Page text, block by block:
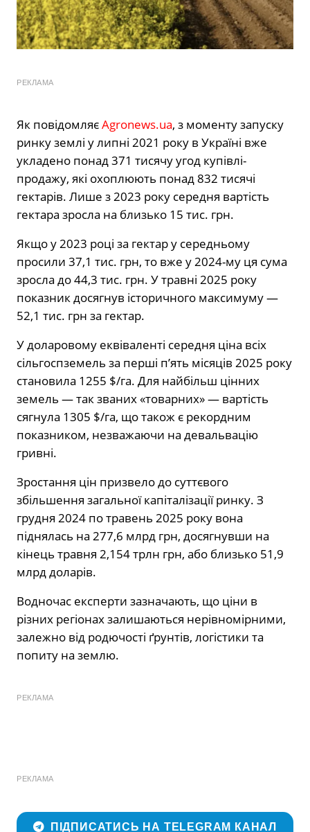
РЕКЛАМА
Як повідомляєAgronews.ua, з моменту запуску
ринку землі у липні 2021 року в Україні вже
укладено понад 371 тисячу угод купівлі-
продажу, які охоплюють понад 832 тисячі
гектарів. Лише з 2023 року середня вартість
гектара зросла на близько 15 тис. грн.
Якщо у 2023 році за гектар у середньому
просили 37,1 тис. грн, то вже у 2024-му ця сума
зросла до 44,3 тис. грн. У травні 2025 року
показник досягнув історичного максимуму —
52,1 тис. грн за гектар.
У доларовому еквіваленті середня ціна всіх
сільгоспземель за перші п’ять місяців 2025 року
становила 1255 $/га. Для найбільш цінних
земель — так званих «товарних» — вартість
сягнула 1305 $/га, що також є рекордним
показником, незважаючи на девальвацію
гривні.
Зростання цін призвело до суттєвого
збільшення загальної капіталізації ринку. З
грудня 2024 по травень 2025 року вона
піднялась на 277,6 млрд грн, досягнувши на
кінець травня 2,154 трлн грн, або близько 51,9
млрд доларів.
Водночас експерти зазначають, що ціни в
різних регіонах залишаються нерівномірними,
залежно від родючості ґрунтів, логістики та
попиту на землю.
РЕКЛАМА
РЕКЛАМА
ПІДПИСАТИСЬ НА TELEGRAM КАНАЛ